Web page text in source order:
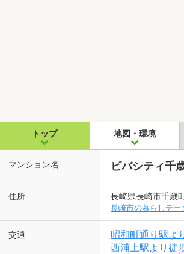
トップ 地図・環境
マンション名 ビバシティ千
住所 長崎県長崎市千歳
長崎市の暮らしデー
交通
昭和町通り駅よ
西浦上駅より徒